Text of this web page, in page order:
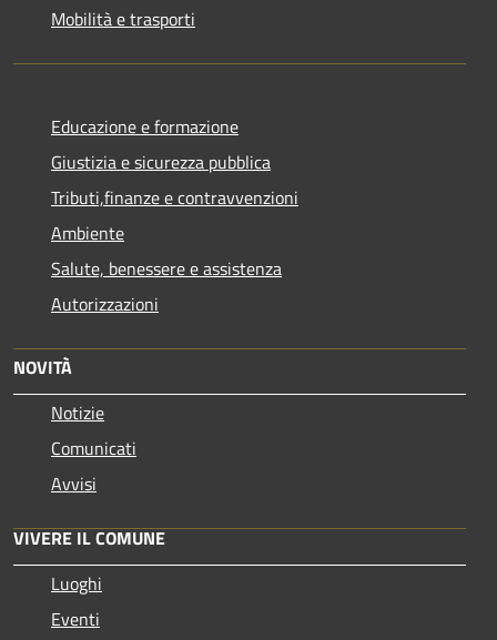
Mobilità e trasporti
Educazione e formazione
Giustizia e sicurezza pubblica
Tributi,finanze e contravvenzioni
Ambiente
Salute, benessere e assistenza
Autorizzazioni
NOVITÀ
Notizie
Comunicati
Avvisi
VIVERE IL COMUNE
Luoghi
Eventi